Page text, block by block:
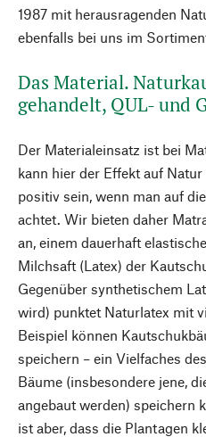
1987 mit herausragenden
ebenfalls bei uns im
Das Material.
gehandelt, QUL- und
Der Materialeinsatz ist bei
kann hier der Effekt auf
positiv sein, wenn man auf
achtet. Wir bieten daher
an, einem dauerhaft
Milchsaft (Latex) der
Gegenüber synthetischem
wird) punktet Naturlatex mit
Beispiel können
speichern – ein Vielfaches
Bäume (insbesondere jene,
angebaut werden) speichern
ist aber, dass die Plantagen